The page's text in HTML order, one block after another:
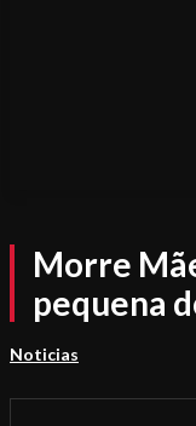
Morre
pequena
Noticias